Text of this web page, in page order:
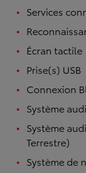
Services
Écran tactile
Prise(s) USB
Connexion
Système
Système
Terrestre)
Système de